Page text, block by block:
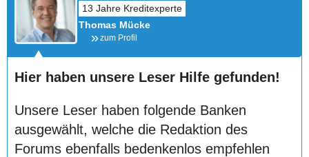
Thomas Mücke
zum Profil
Hier haben unsere Leser Hilfe gefunden!
Unsere Leser haben folgende Banken
ausgewählt, welche die Redaktion des
Forums ebenfalls bedenkenlos empfehlen